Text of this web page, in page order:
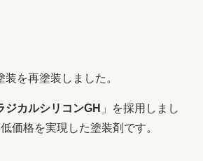
を再塗装しました。
ジカルシリコンGH 」を採用しまし
価格を実現した塗装剤です。